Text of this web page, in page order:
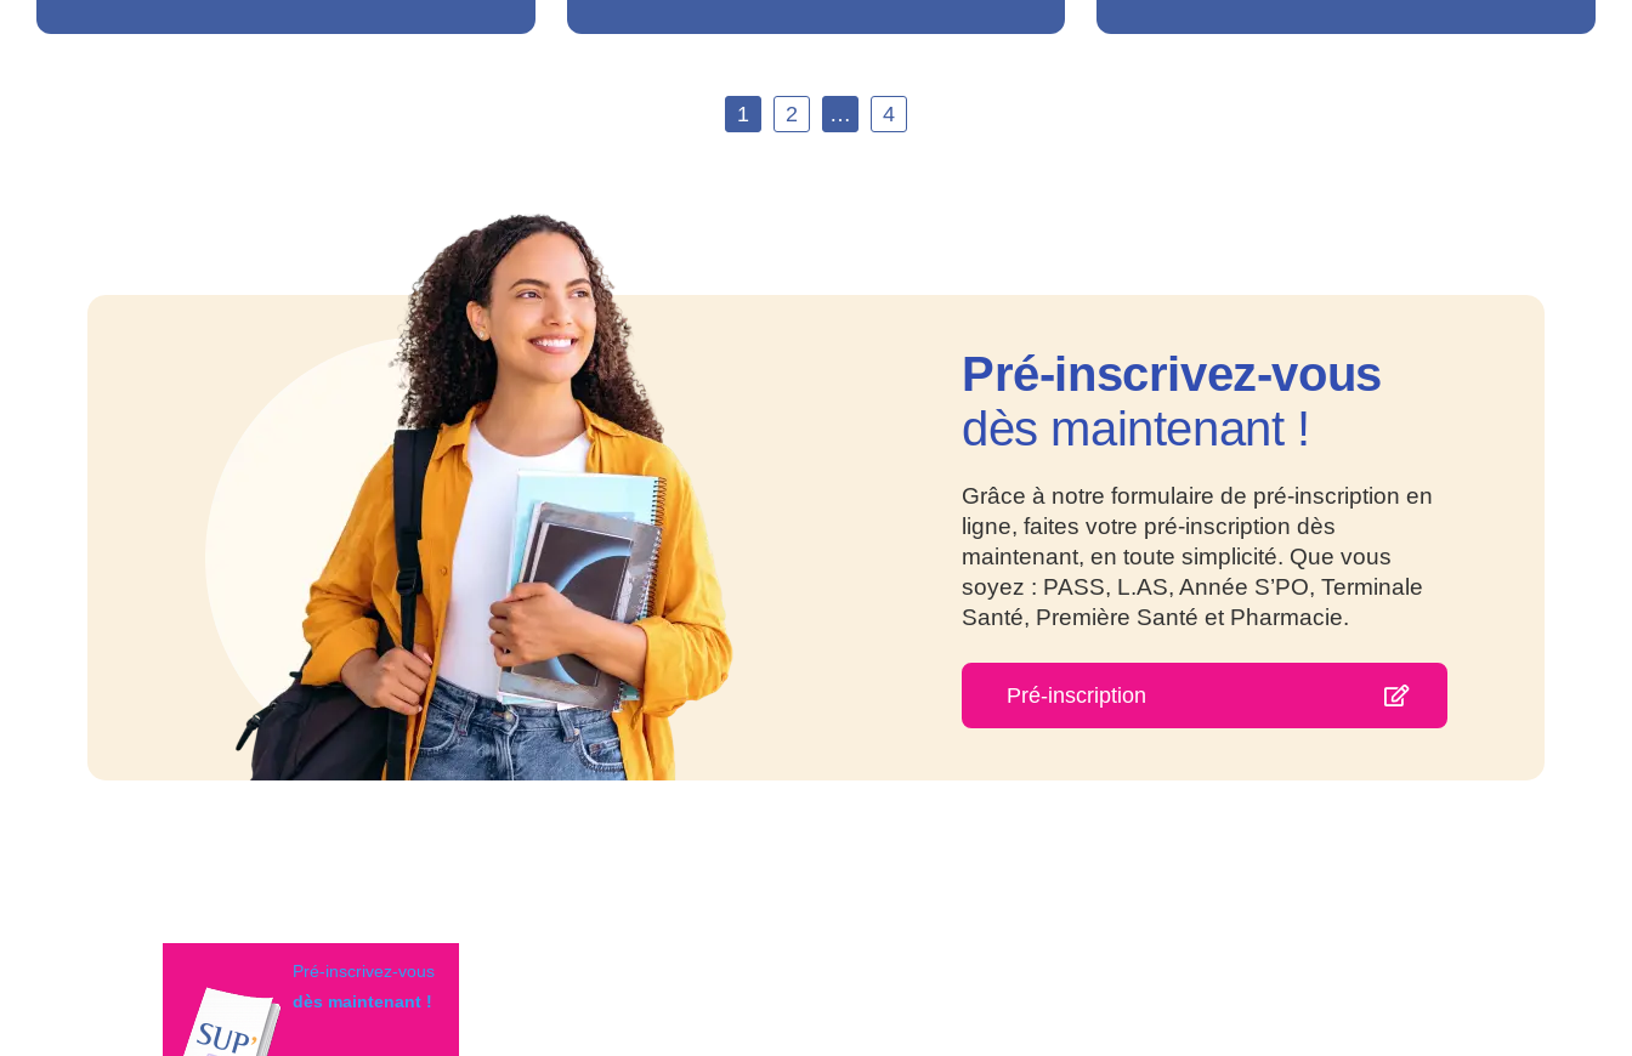
1 2 … 4
Pré-inscrivez-vous
dès maintenant !
Grâce à notre formulaire de pré-inscription en
ligne, faites votre pré-inscription dès
maintenant, en toute simplicité. Que vous
soyez : PASS, L.AS, Année S’PO, Terminale
Santé, Première Santé et Pharmacie.
Pré-inscription
Pré-inscrivez-vous
dès maintenant !